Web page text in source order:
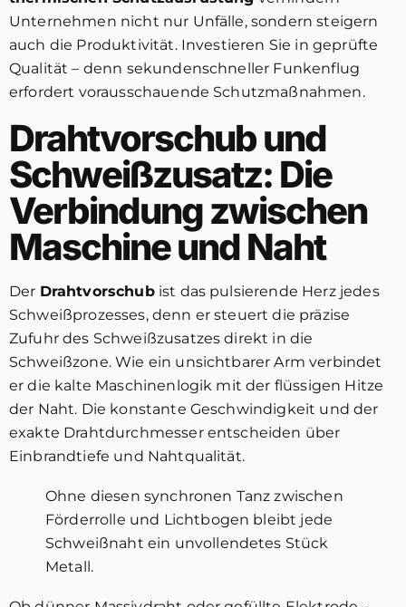
Unternehmen nicht nur Unfälle, sondern steigern
auch die Produktivität. Investieren Sie in geprüfte
Qualität – denn sekundenschneller Funkenflug
erfordert vorausschauende Schutzmaßnahmen.
Drahtvorschub und
Schweißzusatz: Die
Verbindung zwischen
Maschine und Naht
Der Drahtvorschubist das pulsierende Herz jedes
Schweißprozesses, denn er steuert die präzise
Zufuhr des Schweißzusatzes direkt in die
Schweißzone. Wie ein unsichtbarer Arm verbindet
er die kalte Maschinenlogik mit der flüssigen Hitze
der Naht. Die konstante Geschwindigkeit und der
exakte Drahtdurchmesser entscheiden über
Einbrandtiefe und Nahtqualität.
Ohne diesen synchronen Tanz zwischen
Förderrolle und Lichtbogen bleibt jede
Schweißnaht ein unvollendetes Stück
Metall.